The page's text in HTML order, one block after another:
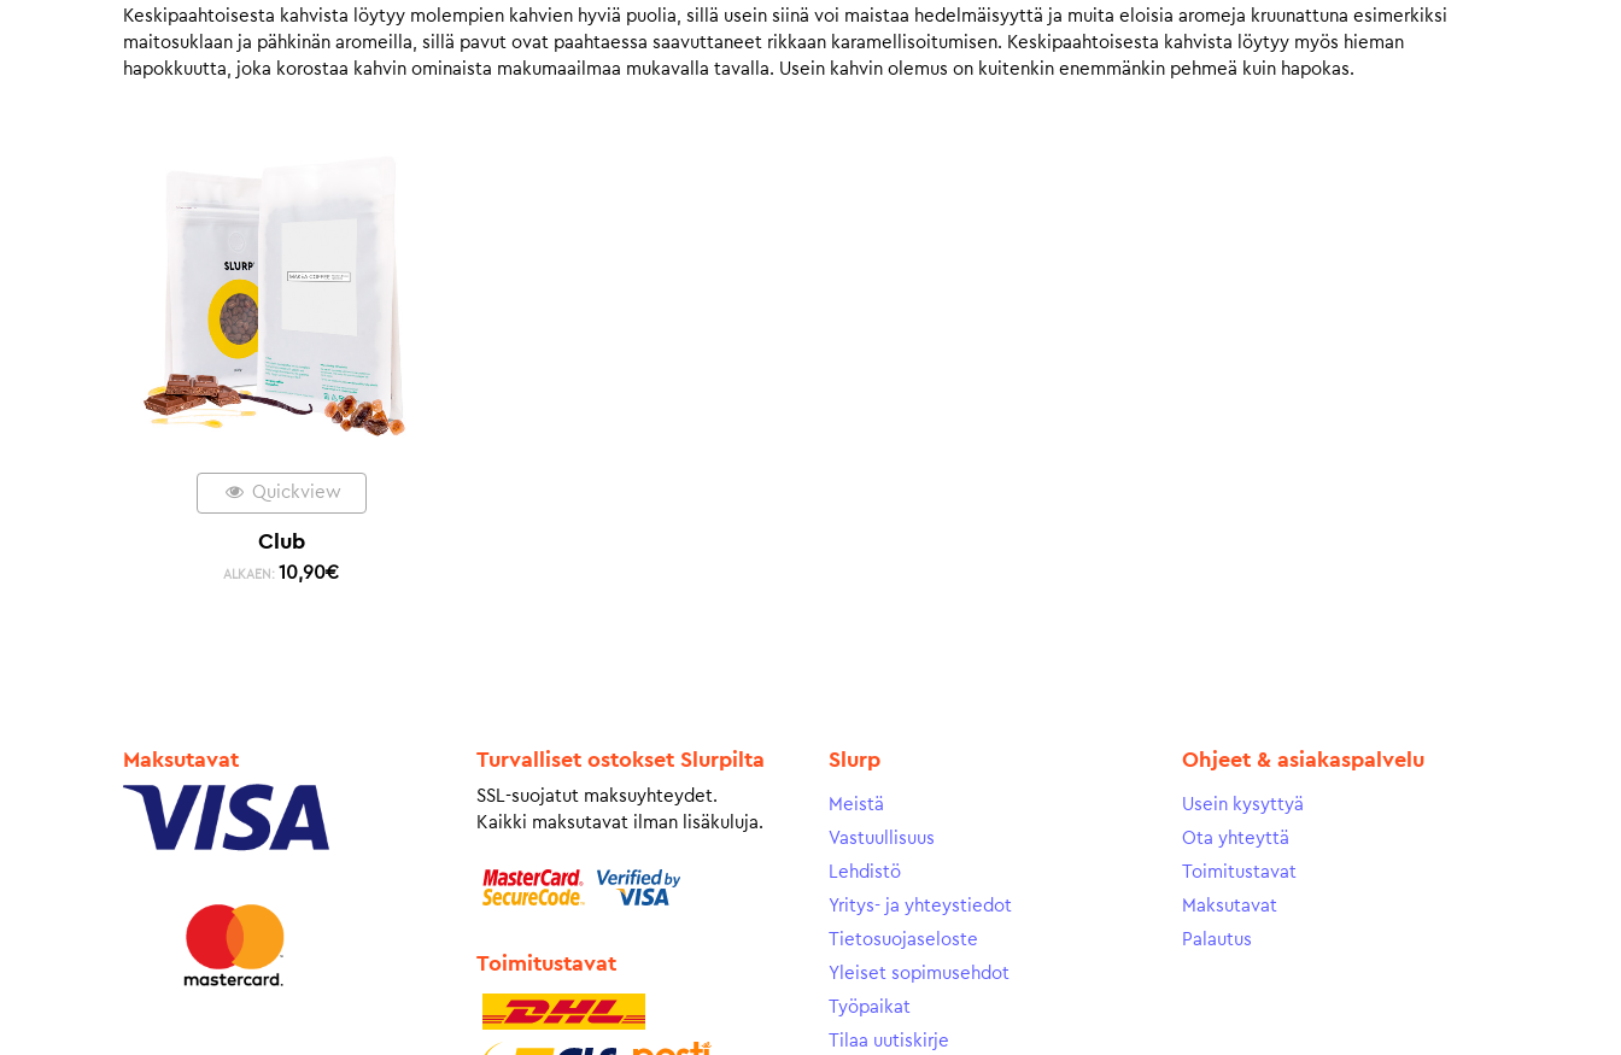
Keskipaahtoisesta kahvista löytyy molempien kahvien hyviä puolia, sillä usein siinä voi maistaa hedelmäisyyttä ja muita eloisia aromeja kruunattuna esimerkiksi
maitosuklaan ja pähkinän aromeilla, sillä pavut ovat paahtaessa saavuttaneet rikkaan karamellisoitumisen. Keskipaahtoisesta kahvista löytyy myös hieman
hapokkuutta, joka korostaa kahvin ominaista makumaailmaa mukavalla tavalla. Usein kahvin olemus on kuitenkin enemmänkin pehmeä kuin hapokas.
Quickview
Club
ALKAEN: 10,90€
Maksutavat Turvalliset ostokset Slurpilta
SSL-suojatut maksuyhteydet.
Kaikki maksutavat ilman lisäkuluja.
Toimitustavat
Slurp
Meistä
Vastuullisuus
Lehdistö
Yritys- ja yhteystiedot
Tietosuojaseloste
Yleiset sopimusehdot
Työpaikat
Tilaa uutiskirje
Ohjeet & asiakaspalvelu
Usein kysyttyä
Ota yhteyttä
Toimitustavat
Maksutavat
Palautus